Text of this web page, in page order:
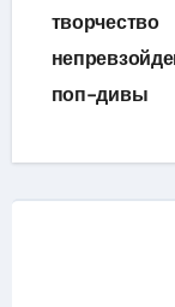
творчество
поп-дивы